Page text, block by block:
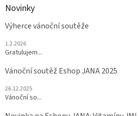
Novinky
Výherce vánoční soutěže
1.2.2026
Gratulujem...
Vánoční soutěž Eshop JANA 2025
26.12.2025
Vánoční so...